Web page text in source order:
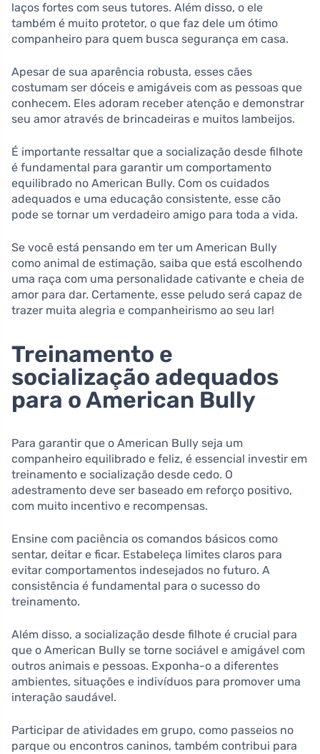
laços fortes com seus tutores. Além disso, o ele
também é muito protetor, o que faz dele um ótimo
companheiro para quem busca segurança em casa.
Apesar de sua aparência robusta, esses cães
costumam ser dóceis e amigáveis com as pessoas que
conhecem. Eles adoram receber atenção e demonstrar
seu amor através de brincadeiras e muitos lambeijos.
É importante ressaltar que a socialização desde filhote
é fundamental para garantir um comportamento
equilibrado no American Bully. Com os cuidados
adequados e uma educação consistente, esse cão
pode se tornar um verdadeiro amigo para toda a vida.
Se você está pensando em ter um American Bully
como animal de estimação, saiba que está escolhendo
uma raça com uma personalidade cativante e cheia de
amor para dar. Certamente, esse peludo será capaz de
trazer muita alegria e companheirismo ao seu lar!
Treinamento e
socialização adequados
para o American Bully
Para garantir que o American Bully seja um
companheiro equilibrado e feliz, é essencial investir em
treinamento e socialização desde cedo. O
adestramento deve ser baseado em reforço positivo,
com muito incentivo e recompensas.
Ensine com paciência os comandos básicos como
sentar, deitar e ficar. Estabeleça limites claros para
evitar comportamentos indesejados no futuro. A
consistência é fundamental para o sucesso do
treinamento.
Além disso, a socialização desde filhote é crucial para
que o American Bully se torne sociável e amigável com
outros animais e pessoas. Exponha-o a diferentes
ambientes, situações e indivíduos para promover uma
interação saudável.
Participar de atividades em grupo, como passeios no
parque ou encontros caninos, também contribui para